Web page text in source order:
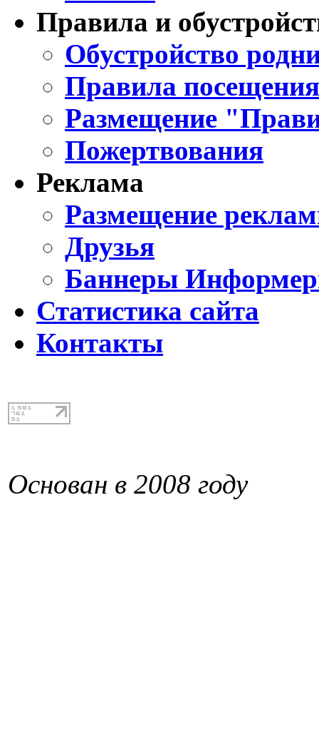
Правила и
Обустройство
Правила
Размещение
Пожертвования
Реклама
Размещение
Друзья
Баннеры
Статистика сайта
Контакты
Основан в 2008 году